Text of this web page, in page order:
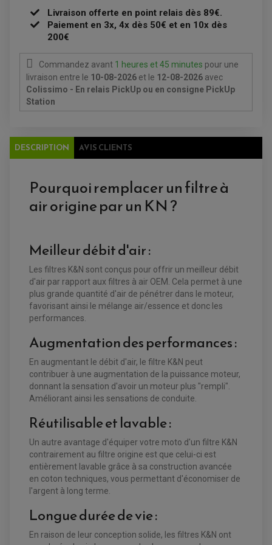
BATTERIE
CHARGEUR BATTERIE
CLIGNOTANT TYPE ORIGINE
FEUX ADDITIONNELS
KIT RECONDITIONNEMENT DEMARREUR
POMPE A ESSENCE
REDRESSEUR / REGULATEUR
STATOR
ATELIER, PADDOCK, STAND
FILTRE ET ACCESSOIRE ESSENCE
PRODUIT D'ENTRETIEN
CHARGEUR DE BATTERIE
REDRESSEUR / RÉGULATEUR
ECLAIRAGE SCOOTER
POMPE A ESSENCE
FREINAGE
DISQUE DE FREIN AVANT
ACCESSOIRE + VISSERIE FREINAGE
DISQUE DE FREIN ARRIERE
PLAQUETTE DE FREIN AVANT
EQUIPEMENT ELECTRIQUE QUAD / SSV
BOITIER CDI QUAD ET SSV
CHARGEUR DE BATTERIE QUAD / SSV
COMPTEUR QUAD / SSV
CONTACTEUR A CLÉ QUAD
DÉMARREUR
ECLAIRAGE LED / HALOGÈNE
VENTILATEUR DE RADIATEUR
EQUIPEMENT FREINAGE QUAD / SSV
PIÈCE MOTEUR
POMPE À EAU BOYESEN
KIT RÉPARATION CARBU
KIT RÉPARATION POMPE A EAU
RADIATEUR
DURITE RADIATEUR
Livraison offerte en point relais dès 89€.
Paiement en 3x, 4x dès 50€ et en 10x dès
200€
Commandez avant 1 heures et 45 minutes pour une
livraison entre le 10-08-2026 et le 12-08-2026 avec
Colissimo - En relais PickUp ou en consigne PickUp
Station
DESCRIPTION AVIS CLIENTS
Pourquoi remplacer un filtre à
air origine par un KN ?
Meilleur débit d'air :
Les filtres K&N sont conçus pour offrir un meilleur débit
d'air par rapport aux filtres à air OEM. Cela permet à une
plus grande quantité d'air de pénétrer dans le moteur,
favorisant ainsi le mélange air/essence et donc les
performances.
Augmentation des performances :
En augmentant le débit d'air, le filtre K&N peut
contribuer à une augmentation de la puissance moteur,
donnant la sensation d'avoir un moteur plus "rempli".
Améliorant ainsi les sensations de conduite.
Réutilisable et lavable :
Un autre avantage d'équiper votre moto d'un filtre K&N
contrairement au filtre origine est que celui-ci est
entièrement lavable grâce à sa construction avancée
en coton techniques, vous permettant d'économiser de
l'argent à long terme.
Longue durée de vie :
En raison de leur conception solide, les filtres K&N ont